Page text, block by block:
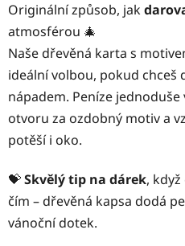
Originální způsob, jak
atmosférou 🎄
Naše dřevěná karta s
ideální volbou, pokud chceš
nápadem. Peníze
otvoru za ozdobný motiv a
potěší i oko.
💝Skvělý tip na dárek,
čím – dřevěná kapsa dodá
vánoční dotek.